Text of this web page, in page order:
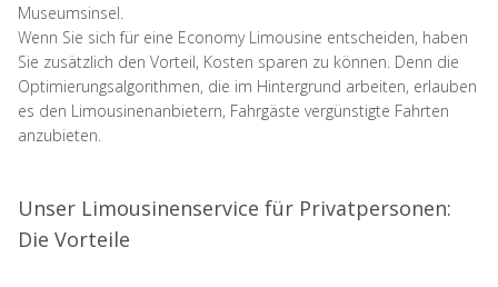
Museumsinsel.
Wenn Sie sich für eine Economy Limousine entscheiden, haben
Sie zusätzlich den Vorteil, Kosten sparen zu können. Denn die
Optimierungsalgorithmen, die im Hintergrund arbeiten, erlauben
es den Limousinenanbietern, Fahrgäste vergünstigte Fahrten
anzubieten.
Unser Limousinenservice für Privatpersonen:
Die Vorteile